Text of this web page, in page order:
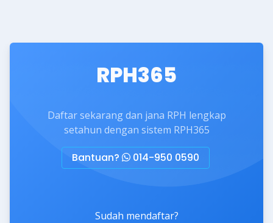
RPH365
Daftar sekarang dan jana RPH lengkap
setahun dengan sistem RPH365
Bantuan? 014-950 0590
Sudah mendaftar?